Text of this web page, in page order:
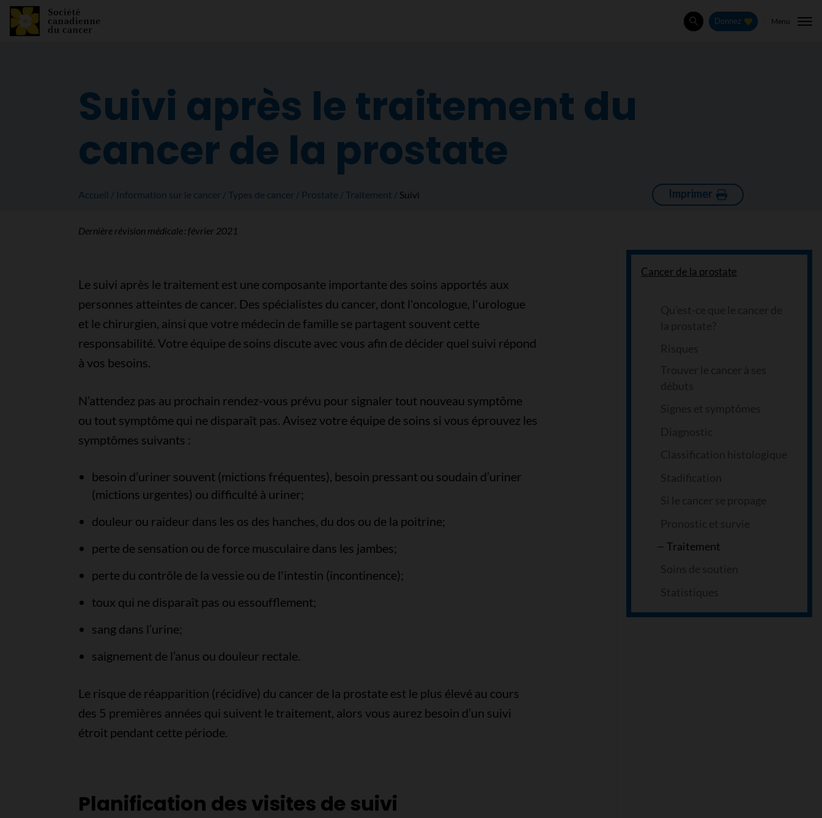
Rechercher
Donnez Menu
Suivi après le traitement du
cancer de la prostate
Accueil Information sur le cancer Types de cancer Prostate Traitement Suivi Imprimer
Dernière révision médicale : février 2021
Cancer de la prostate
Traitement
Le suivi après le traitement est une composante importante des soins apportés aux
personnes atteintes de cancer. Des spécialistes du cancer, dont l'oncologue, l'urologue
et le chirurgien, ainsi que votre médecin de famille se partagent souvent cette
responsabilité. Votre équipe de soins discute avec vous afin de décider quel suivi répond
à vos besoins.
N’attendez pas au prochain rendez-vous prévu pour signaler tout nouveau symptôme
ou tout symptôme qui ne disparaît pas. Avisez votre équipe de soins si vous éprouvez les
symptômes suivants :
besoin d’uriner souvent (mictions fréquentes), besoin pressant ou soudain d’uriner
(mictions urgentes) ou difficulté à uriner;
douleur ou raideur dans les os des hanches, du dos ou de la poitrine;
perte de sensation ou de force musculaire dans les jambes;
perte du contrôle de la vessie ou de l'intestin (incontinence);
toux qui ne disparaît pas ou essoufflement;
sang dans l’urine;
saignement de l’anus ou douleur rectale.
Le risque de réapparition (récidive) du cancer de la prostate est le plus élevé au cours
des 5 premières années qui suivent le traitement, alors vous aurez besoin d’un suivi
étroit pendant cette période.
Planification des visites de suivi